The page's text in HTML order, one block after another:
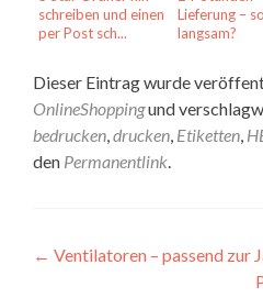
schreiben und einen
per Post sch...
Lieferung – so
langsam?
Dieser Eintrag wurde
OnlineShoppingund
bedrucken,drucken, Etiketten,
den Permanentlink.
← Ventilatoren – passend zur